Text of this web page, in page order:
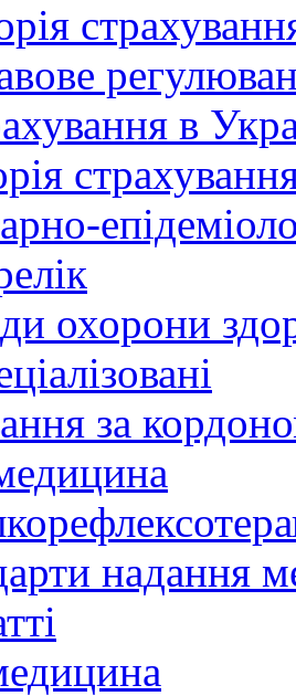
в
охорони
за
надання